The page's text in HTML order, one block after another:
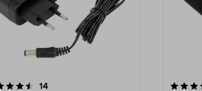
14anmeldelser
4.5av 5 stjerner